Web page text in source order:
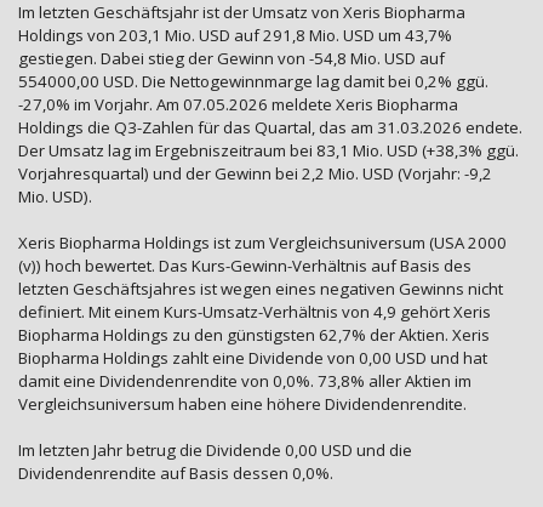
Im letzten Geschäftsjahr ist der Umsatz von Xeris Biopharma
Holdings von 203,1 Mio. USD auf 291,8 Mio. USD um 43,7%
gestiegen. Dabei stieg der Gewinn von -54,8 Mio. USD auf
554000,00 USD. Die Nettogewinnmarge lag damit bei 0,2% ggü.
-27,0% im Vorjahr. Am 07.05.2026 meldete Xeris Biopharma
Holdings die Q3-Zahlen für das Quartal, das am 31.03.2026 endete.
Der Umsatz lag im Ergebniszeitraum bei 83,1 Mio. USD (+38,3% ggü.
Vorjahresquartal) und der Gewinn bei 2,2 Mio. USD (Vorjahr: -9,2
Mio. USD).
Xeris Biopharma Holdings ist zum Vergleichsuniversum (USA 2000
(v)) hoch bewertet. Das Kurs-Gewinn-Verhältnis auf Basis des
letzten Geschäftsjahres ist wegen eines negativen Gewinns nicht
definiert. Mit einem Kurs-Umsatz-Verhältnis von 4,9 gehört Xeris
Biopharma Holdings zu den günstigsten 62,7% der Aktien. Xeris
Biopharma Holdings zahlt eine Dividende von 0,00 USD und hat
damit eine Dividendenrendite von 0,0%. 73,8% aller Aktien im
Vergleichsuniversum haben eine höhere Dividendenrendite.
Im letzten Jahr betrug die Dividende 0,00 USD und die
Dividendenrendite auf Basis dessen 0,0%.